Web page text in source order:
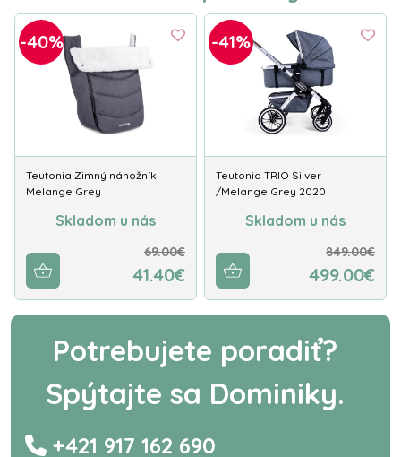
-40%
Teutonia Zimný nánožník
Melange Grey
Skladom u nás
69.00€
41.40€
-41%
Teutonia TRIO Silver
/Melange Grey 2020
Skladom u nás
849.00€
499.00€
Potrebujete poradiť?
Spýtajte sa Dominiky.
+421 917 162 690